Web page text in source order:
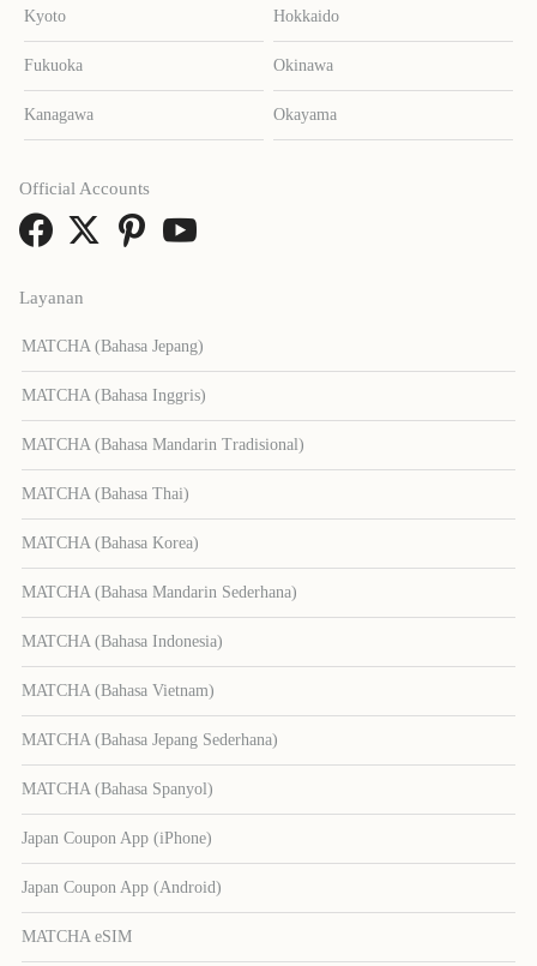
Kyoto Hokkaido
Fukuoka Okinawa
Kanagawa Okayama
Layanan
MATCHA (Bahasa Jepang)
MATCHA (Bahasa Inggris)
MATCHA (Bahasa Mandarin Tradisional)
MATCHA (Bahasa Thai)
MATCHA (Bahasa Korea)
MATCHA (Bahasa Mandarin Sederhana)
MATCHA (Bahasa Indonesia)
MATCHA (Bahasa Vietnam)
MATCHA (Bahasa Jepang Sederhana)
MATCHA (Bahasa Spanyol)
Japan Coupon App (iPhone)
Japan Coupon App (Android)
MATCHA eSIM
Official Accounts